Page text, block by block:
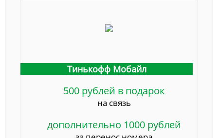
Тинькофф Мобайл
500 рублей в подарок
на связь
дополнительно 1000 рублей